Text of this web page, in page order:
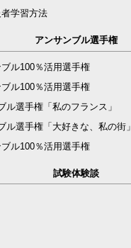
学習方法
アンサンブル選手権
ル100％活用選手権
ル100％活用選手権
ル選手権「私のフランス」
ル選手権「大好きな、私の街」
ル100％活用選手権
試験体験談